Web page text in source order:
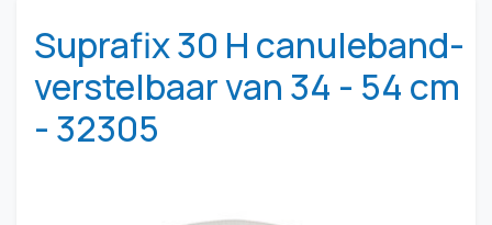
Suprafix 30 H canuleband-
verstelbaar van 34 - 54 cm
- 32305